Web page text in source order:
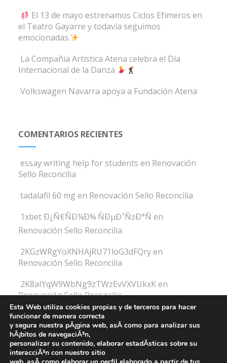
El 13 de mayo estrenamos Ciclos Efímeros en
el Teatro Gayarre y todavía seguimos
emocionadas.
La Compañía Artística Atena celebra el Día
Internacional de la Danza
Volkswagen Navarra apoya a Fundación Atena
COMENTARIOS RECIENTES
essay writing help for students en Renovación
Sello Reconcilia
tadalafil 60 mg en Renovación Sello Reconcilia
1xbet Ð¿Ñ€ÑÐ¼Ð¾ ÑÐµÐ¹Ñ‡Ð°Ñ en
Renovación Sello Reconcilia
2KGzWRgYoXNHAjRU71loG3dFQryen
Renovación Sello Reconcilia
2K8aIYqW9WbNg9zTWzEvVXVUkxKen
Renovación Sello Reconcilia
Fundación Atena -
Esta Web utiliza cookies propias y de terceros para hacer
funcionar de manera correcta
y segura nuestra pÃ¡gina web, asÃ­ como para analizar sus
hÃ¡bitos de navegaciÃ³n,
personalizar su contenido, elaborar estadÃ­sticas sobre su
interacciÃ³n con nuestro sitio